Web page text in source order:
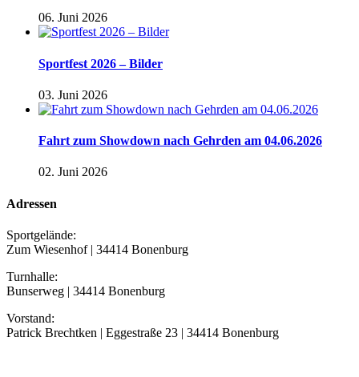
06. Juni 2026
Sportfest 2026 – Bilder
03. Juni 2026
Fahrt zum Showdown nach Gehrden am 04.06.2026
02. Juni 2026
Adressen
Sportgelände:
Zum Wiesenhof | 34414 Bonenburg
Turnhalle:
Bunserweg | 34414 Bonenburg
Vorstand:
Patrick Brechtken | Eggestraße 23 | 34414 Bonenburg